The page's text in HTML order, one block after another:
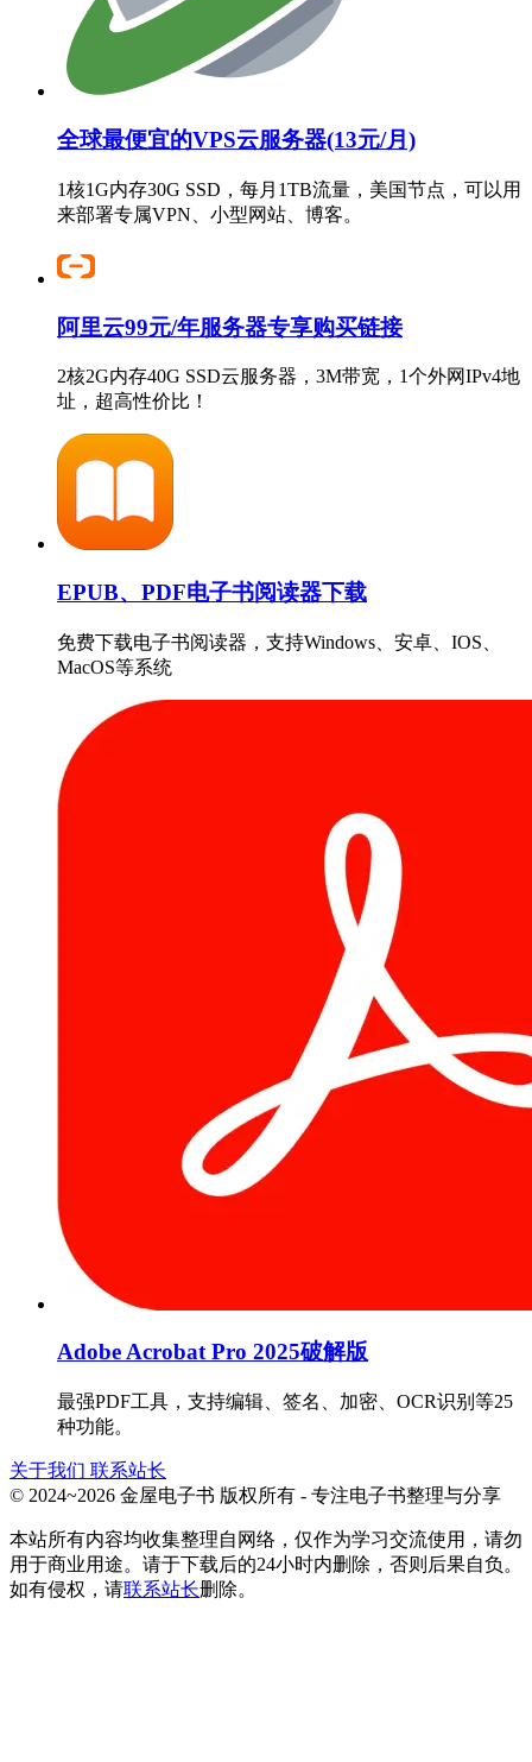
全球最便宜的VPS云服务器(13元/月)
1核1G内存30G SSD，每月1TB流量，美国节点，可以用
来部署专属VPN、小型网站、博客。
阿里云99元/年服务器专享购买链接
2核2G内存40G SSD云服务器，3M带宽，1个外网IPv4地
址，超高性价比！
EPUB、PDF电子书阅读器下载
免费下载电子书阅读器，支持Windows、安卓、IOS、
MacOS等系统
Adobe Acrobat Pro 2025破解版
最强PDF工具，支持编辑、签名、加密、OCR识别等25
种功能。
关于我们 联系站长
© 2024~2026 金屋电子书 版权所有 - 专注电子书整理与分享
本站所有内容均收集整理自网络，仅作为学习交流使用，请勿
用于商业用途。请于下载后的24小时内删除，否则后果自负。
如有侵权，请联系站长删除。